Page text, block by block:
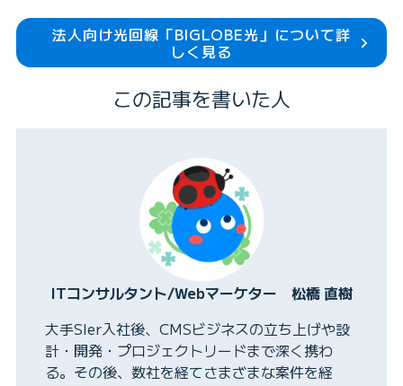
法人向け光回線「BIGLOBE光」について詳
しく見る
この記事を書いた人
ITコンサルタント/Webマーケター 松橋 直樹
大手SIer入社後、CMSビジネスの立ち上げや設
計・開発・プロジェクトリードまで深く携わ
る。その後、数社を経てさまざまな案件を経